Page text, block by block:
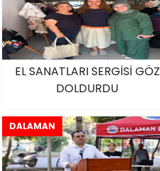
EL SANATLARI SERGİSİ GÖZ
DOLDURDU
DALAMAN